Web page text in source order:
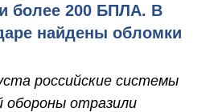
более 200 БПЛА. В
найдены обломки
российские системы
обороны отразили